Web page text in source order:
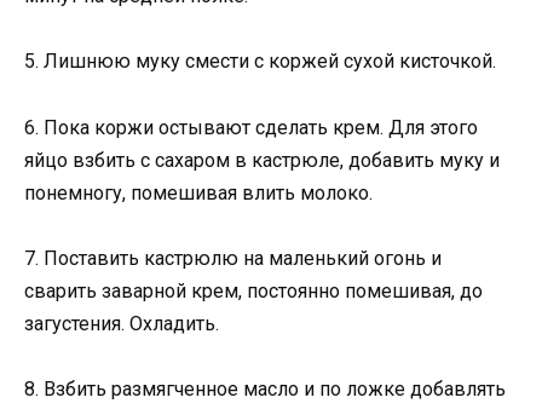
5. Лишнюю муку смести с коржей сухой кисточкой.
6. Пока коржи остывают сделать крем. Для этого
яйцо взбить с сахаром в кастрюле, добавить муку и
понемногу, помешивая влить молоко.
7. Поставить кастрюлю на маленький огонь и
сварить заварной крем, постоянно помешивая, до
загустения. Охладить.
8. Взбить размягченное масло и по ложке добавлять